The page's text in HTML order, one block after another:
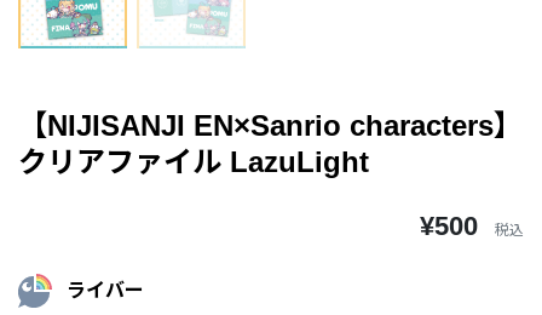
【NIJISANJI EN×Sanrio characters】
クリアファイル LazuLight
¥500 税込
ライバー